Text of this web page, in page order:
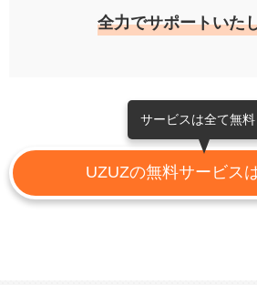
全力でサポートいた
サービスは全て無料
UZUZの無料サービス